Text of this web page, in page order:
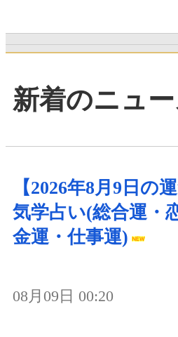
新着のニュ
【2026年8月9日の
気学占い(総合運・
金運・仕事運)
08月09日 00:20